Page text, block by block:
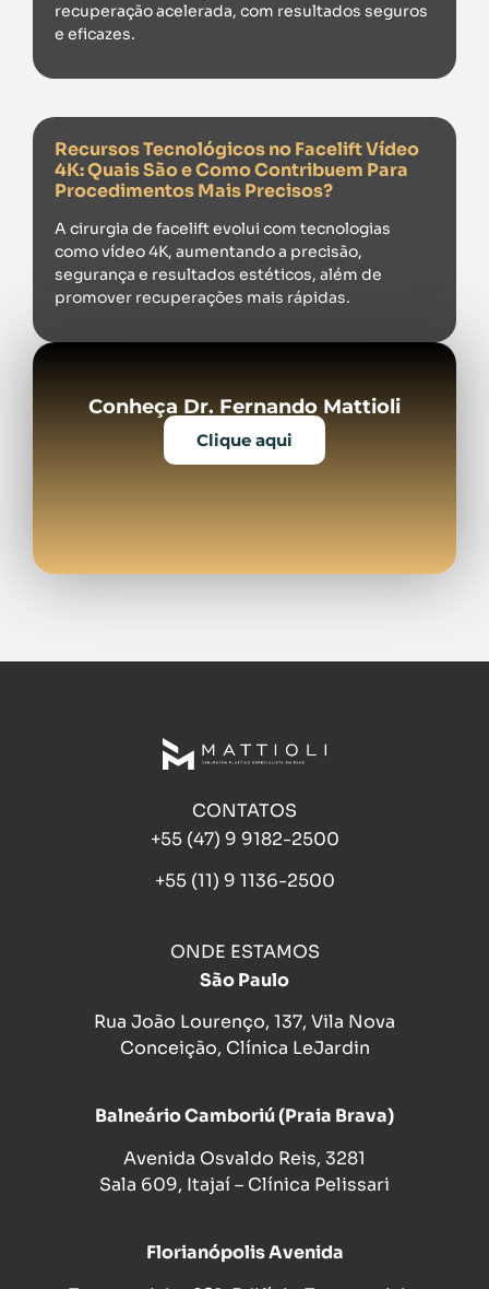
recuperação acelerada, com resultados seguros
e eficazes.
Recursos Tecnológicos no Facelift Vídeo
4K: Quais São e Como Contribuem Para
Procedimentos Mais Precisos?
A cirurgia de facelift evolui com tecnologias
como vídeo 4K, aumentando a precisão,
segurança e resultados estéticos, além de
promover recuperações mais rápidas.
Conheça Dr. Fernando Mattioli
Clique aqui
CONTATOS
+55 (47) 9 9182-2500
+55 (11) 9 1136-2500
ONDE ESTAMOS
São Paulo
Rua João Lourenço, 137, Vila Nova
Conceição, Clínica LeJardin
Balneário Camboriú (Praia Brava)
Avenida Osvaldo Reis, 3281
Sala 609, Itajaí – Clínica Pelissari
Florianópolis Avenida